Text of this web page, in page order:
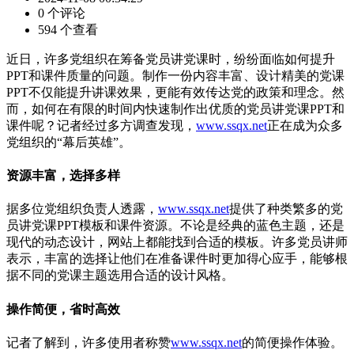
0 个评论
594 个查看
近日，许多党组织在筹备党员讲党课时，纷纷面临如何提升
PPT和课件质量的问题。制作一份内容丰富、设计精美的党课
PPT不仅能提升讲课效果，更能有效传达党的政策和理念。然
而，如何在有限的时间内快速制作出优质的党员讲党课PPT和
课件呢？记者经过多方调查发现， www.ssqx.net正在成为众多
党组织的“幕后英雄”。
资源丰富，选择多样
据多位党组织负责人透露， www.ssqx.net提供了种类繁多的党
员讲党课PPT模板和课件资源。不论是经典的蓝色主题，还是
现代的动态设计，网站上都能找到合适的模板。许多党员讲师
表示，丰富的选择让他们在准备课件时更加得心应手，能够根
据不同的党课主题选用合适的设计风格。
操作简便，省时高效
记者了解到，许多使用者称赞www.ssqx.net的简便操作体验。